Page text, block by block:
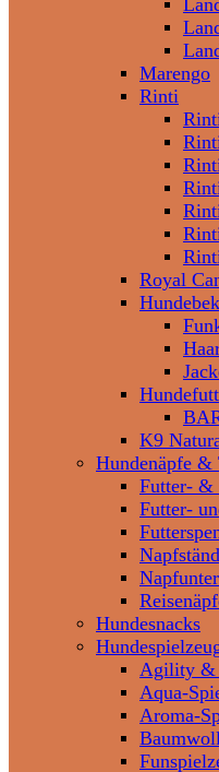
Marengo
Rinti
Royal
K9
Hundenäpfe &
Futter- &
Futter-
Hundesnacks
Agility &
Aqua-
Aroma-